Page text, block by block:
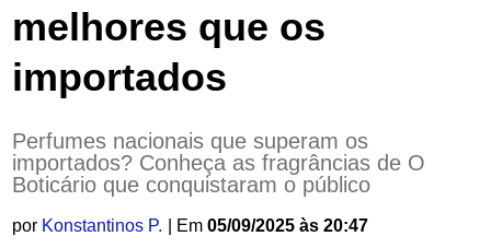
melhores que os
importados
Perfumes nacionais que superam os
importados? Conheça as fragrâncias de O
Boticário que conquistaram o público
por Konstantinos P. | Em 05/09/2025 às 20:47